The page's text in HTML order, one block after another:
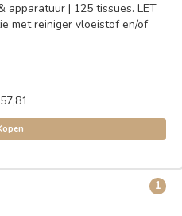
apparatuur | 125 tissues. LET
met reiniger vloeistof en/of
1